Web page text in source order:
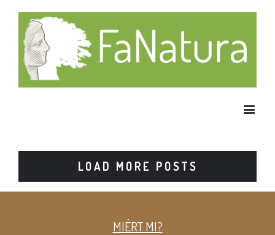
LOAD MORE POSTS
MIÉRT MI?